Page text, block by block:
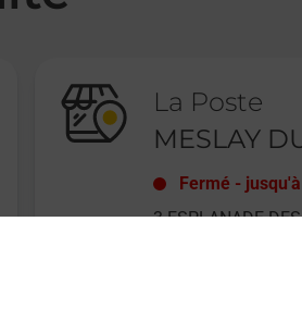
La Poste
MESLAY
Fermé - jusqu'à
3 ESPLANADE